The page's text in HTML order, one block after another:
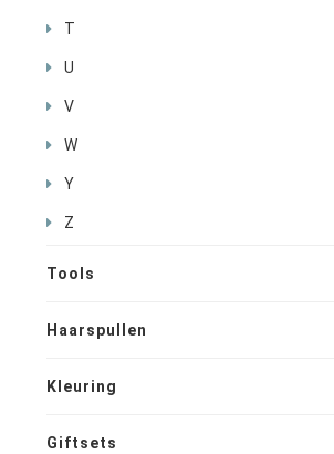
T
U
V
W
Y
Z
Tools
Haarspullen
Kleuring
Giftsets